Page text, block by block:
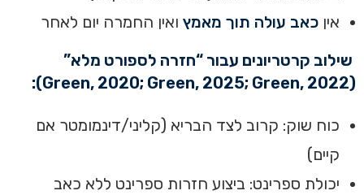
אין כאב עולה תוך מאמץ ואין החמרה יום לאחר
שילוב קרטריונים עבור “חזרה לספורט מלא”
(Green, 2020; Green, 2025; Green, 2022):
כוח שוק: קרוב לצד הבריא (קליני/דינמומטר אם
קיים)
יכולת ספרינט: ביצוע חזרות ספרינט ללא כאב